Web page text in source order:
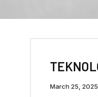
March 25, 2025